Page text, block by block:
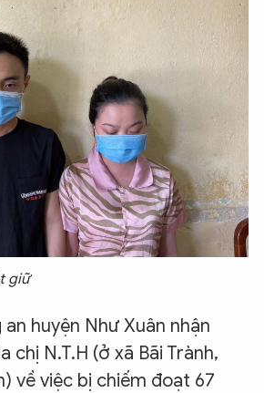
giữ
huyện Như Xuân nhận
chị N.T.H (ở xã Bãi Trành,
về việc bị chiếm đoạt 67